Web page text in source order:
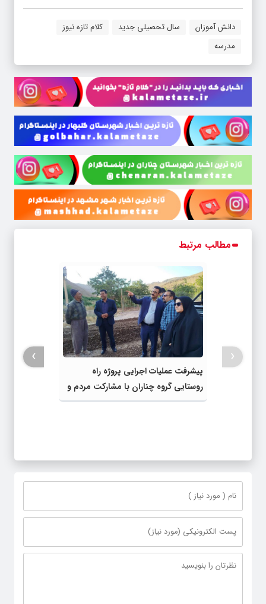
دانش آموزان سال تحصیلی جدید
کلام تازه نیوز
مدرسه
مطالب مرتبط
پیشرفت عملیات اجرایی پروژه راه
روستایی گروه چناران با مشارکت مردم و
اعتبارات دولتی
‹
›